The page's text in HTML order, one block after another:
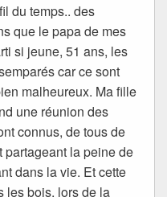
du temps.. des
que le papa de mes
si jeune, 51 ans, les
car ce sont
malheureux. Ma fille
une réunion des
connus, de tous de
partageant la peine de
dans la vie. Et cette
les bois, lors de la